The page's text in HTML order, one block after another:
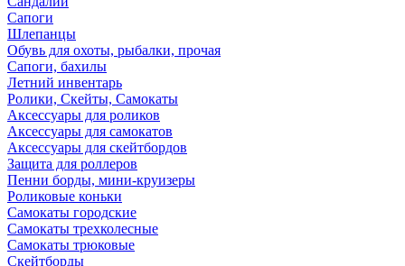
Сапоги
Шлепанцы
Обувь для охоты, рыбалки, прочая
Сапоги, бахилы
Летний инвентарь
Ролики, Скейты, Самокаты
Аксессуары для роликов
Аксессуары для самокатов
Аксессуары для скейтбордов
Защита для роллеров
Пенни борды, мини-круизеры
Роликовые коньки
Самокаты городские
Самокаты трехколесные
Самокаты трюковые
Скейтборды